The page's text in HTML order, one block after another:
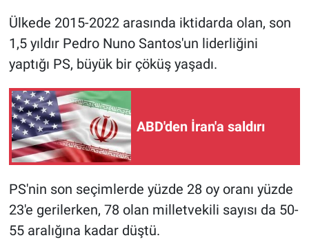
Ülkede 2015-2022 arasında iktidarda olan, son
1,5 yıldır Pedro Nuno Santos'un liderliğini
yaptığı PS, büyük bir çöküş yaşadı.
ABD'den İran'a saldırı
PS'nin son seçimlerde yüzde 28 oy oranı yüzde
23'e gerilerken, 78 olan milletvekili sayısı da 50-
55 aralığına kadar düştü.